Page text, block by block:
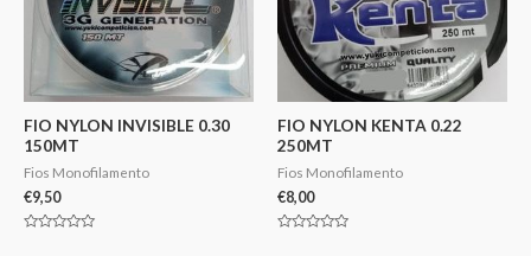
FIO NYLON INVISIBLE 0.30
150MT
Fios Monofilamento
€9,50
FIO NYLON KENTA 0.22
250MT
Fios Monofilamento
€8,00